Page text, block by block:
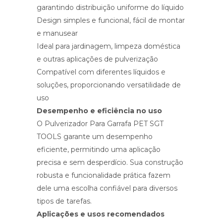
garantindo distribuição uniforme do líquido
Design simples e funcional, fácil de montar
e manusear
Ideal para jardinagem, limpeza doméstica
e outras aplicações de pulverização
Compatível com diferentes líquidos e
soluções, proporcionando versatilidade de
uso
Desempenho e eficiência no uso
O Pulverizador Para Garrafa PET SGT
TOOLS garante um desempenho
eficiente, permitindo uma aplicação
precisa e sem desperdício. Sua construção
robusta e funcionalidade prática fazem
dele uma escolha confiável para diversos
tipos de tarefas.
Aplicações e usos recomendados